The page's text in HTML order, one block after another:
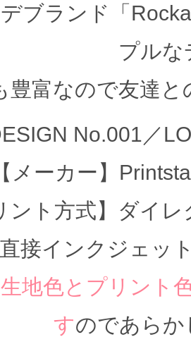
ブランド「
プルな
豊富なので友達
No.001／
【メーカー】
ント方式】ダイ
接インクジェッ
生地色とプリント
すのであら